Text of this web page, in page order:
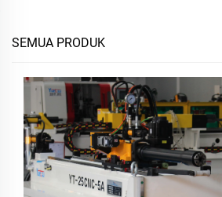
SEMUA PRODUK